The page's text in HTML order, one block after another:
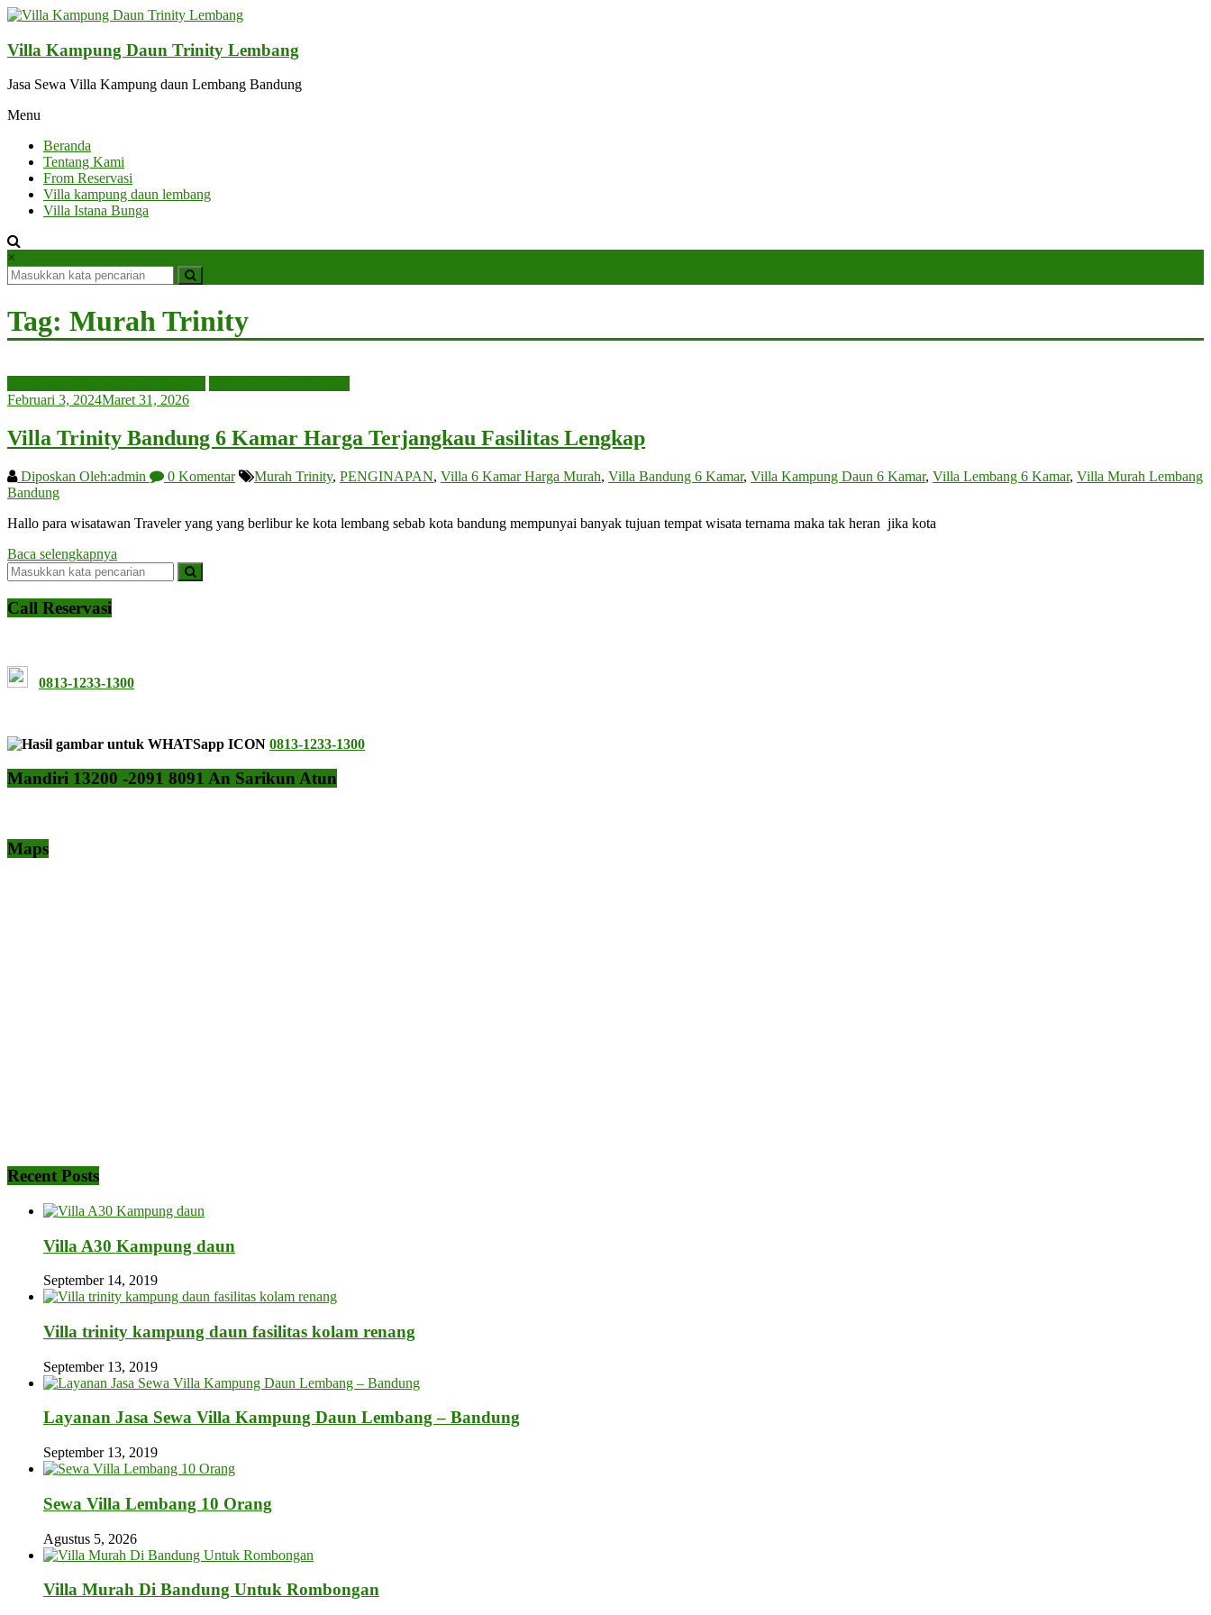
Lompat
konten
Villa Kampung Daun Trinity Lembang
Jasa Sewa Villa Kampung daun Lembang Bandung
Menu
Beranda
Tentang Kami
From Reservasi
Villa kampung daun lembang
Villa Istana Bunga
×
Tag: Murah Trinity
Februari 3, 2024Maret 31, 2026
Villa Trinity Bandung 6 Kamar Harga Terjangkau Fasilitas Lengkap
Diposkan Oleh:admin 0 Komentar Murah Trinity, PENGINAPAN, Villa 6 Kamar Harga Murah, Villa Bandung 6 Kamar, Villa Kampung Daun 6 Kamar, Villa Lembang 6 Kamar, Villa Murah Lembang
Bandung
Hallo para wisatawan Traveler yang yang berlibur ke kota lembang sebab kota bandung mempunyai banyak tujuan tempat wisata ternama maka tak heran jika kota
Baca selengkapnya
Call Reservasi
0813-1233-1300
0813-1233-1300
Mandiri 13200 -2091 8091 An Sarikun Atun
Maps
Recent Posts
Villa A30 Kampung daun
September 14, 2019
Villa trinity kampung daun fasilitas kolam renang
September 13, 2019
Layanan Jasa Sewa Villa Kampung Daun Lembang – Bandung
September 13, 2019
Sewa Villa Lembang 10 Orang
Agustus 5, 2026
Villa Murah Di Bandung Untuk Rombongan